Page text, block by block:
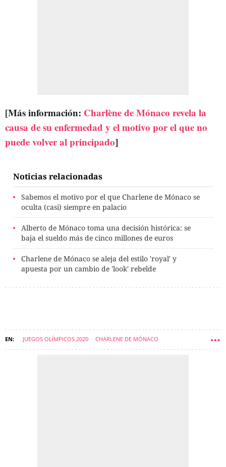
[Más información: Charlène de Mónaco revela la
causa de su enfermedad y el motivo por el que no
puede volver al principado]
Noticias relacionadas
Sabemos el motivo por el que Charlene de Mónaco se
oculta (casi) siempre en palacio
Alberto de Mónaco toma una decisión histórica: se
baja el sueldo más de cinco millones de euros
Charlene de Mónaco se aleja del estilo 'royal' y
apuesta por un cambio de 'look' rebelde
JUEGOS OLÍMPICOS 2020 CHARLENE DE MÓNACO